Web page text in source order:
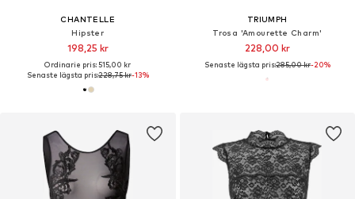
CHANTELLE
Hipster
198,25 kr
Ordinarie pris: 515,00 kr
Senaste lägsta pris:228,75 kr-13%
TRIUMPH
Trosa 'Amourette Charm'
228,00 kr
Senaste lägsta pris:285,00 kr-20%